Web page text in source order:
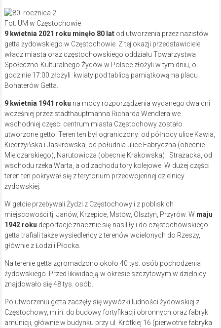
Fot. UM w Częstochowie
9 kwietnia 2021 roku minęło 80 latod utworzenia przez nazistów
getta żydowskiego w Częstochowie. Z tej okazji przedstawiciele
władz miasta oraz częstochowskiego oddziału Towarzystwa
Społeczno-Kulturalnego Żydów w Polsce złożyli w tym dniu, o
godzinie 17:00 złożyli kwiaty pod tablicą pamiątkową na placu
Bohaterów Getta.
9 kwietnia 1941 roku na mocy rozporządzenia wydanego dwa dni
wcześniej przez stadthauptmanna Richarda Wendlera we
wschodniej części centrum miasta Częstochowy zostało
utworzone getto. Teren ten był ograniczony: od północy ulice Kawia,
Kiedrzyńska i Jaskrowska, od południa ulice Fabryczna (obecnie
Mielczarskiego), Narutowicza (obecnie Krakowska) i Strażacka, od
wschodu rzeka Warta, a od zachodu tory kolejowe. W dużej części
teren ten pokrywał się z terytorium przedwojennej dzielnicy
żydowskiej.
W getcie przebywali Żydzi z Częstochowy i z pobliskich
miejscowości tj. Janów, Krzepice, Mstów, Olsztyn, Przyrów. W maju
1942 roku deportacje znacznie się nasiliły i do częstochowskiego
getta trafiali także wysiedleńcy z terenów wcielonych do Rzeszy,
głównie z Łodzi i Płocka.
Na terenie getta zgromadzono około 40 tys. osób pochodzenia
żydowskiego. Przed likwidacją w okresie szczytowym w dzielnicy
znajdowało się 48 tys. osób.
Po utworzeniu getta zaczęły się wywózki ludności żydowskiej z
Częstochowy, m.in. do budowy fortyfikacji obronnych oraz fabryk
amunicji, głównie w budynku przy ul. Krótkiej 16 (pierwotnie fabryka